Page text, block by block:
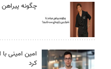
چگونه پیراهن
امین امینی
کرد